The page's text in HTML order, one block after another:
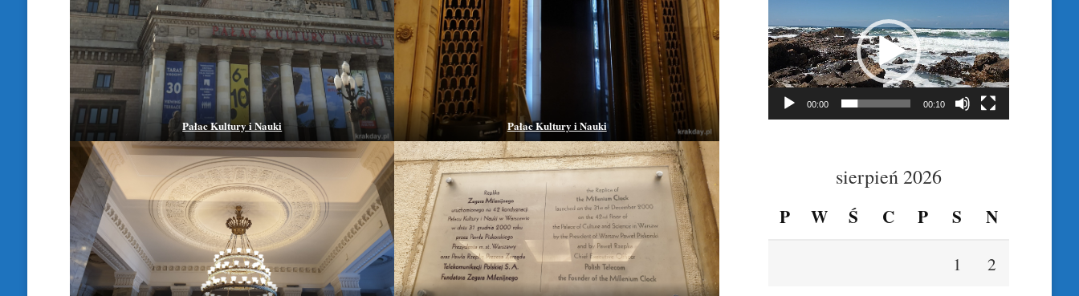
Pałac Kultury i Nauki Pałac Kultury i Nauki
video
00:00 00:10
sierpień 2026
P W Ś C P S N
1
2